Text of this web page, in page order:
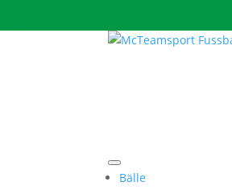
Bälle